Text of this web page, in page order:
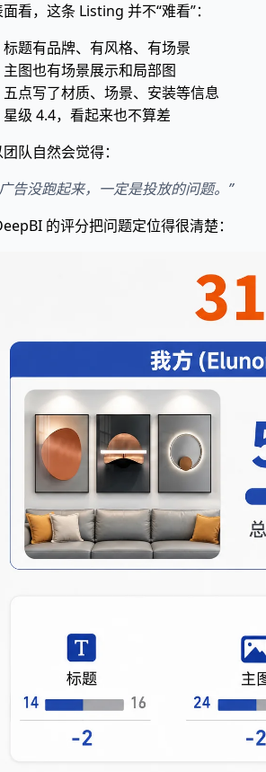
看，这条 Listing 并不“难看”：
标题有品牌、有风格、有场景
主图也有场景展示和局部图
五点写了材质、场景、安装等信息
星级 4.4，看起来也不算差
队自然会觉得：
告没跑起来，一定是投放的问题。”
的评分把问题定位得很清楚：